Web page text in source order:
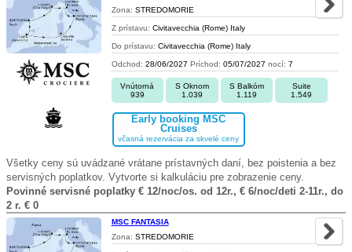
Zona: STREDOMORIE
Z prístavu: Civitavecchia (Rome) Italy
Do prístavu: Civitavecchia (Rome) Italy
Odchod: 28/06/2027 Príchod: 05/07/2027 nocí: 7
Vnútorná
939
S Oknom
1.039
S Balkóm
1.119
Suite
1.549
Early booking MSC
Cruises
včasná rezervácia za skvelé ceny
Všetky ceny sú uvádzané vrátane prístavných daní, bez poistenia a bez
servisných poplatkov. Vytvorte si kalkuláciu pre zobrazenie ceny.
Povinné servisné poplatky € 12/noc/os. od 12r., € 6/noc/deti 2-11r., do
2 r. € 0
MSC FANTASIA
Zona: STREDOMORIE